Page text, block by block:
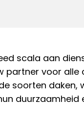
scala aan
partner voor
soorten daken,